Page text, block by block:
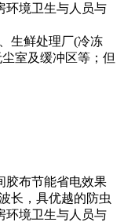
环境卫生与人员与
生鲜处理厂(冷冻
室及缓冲区等；但
胶布节能省电效果
长，具优越的防虫
环境卫生与人员与